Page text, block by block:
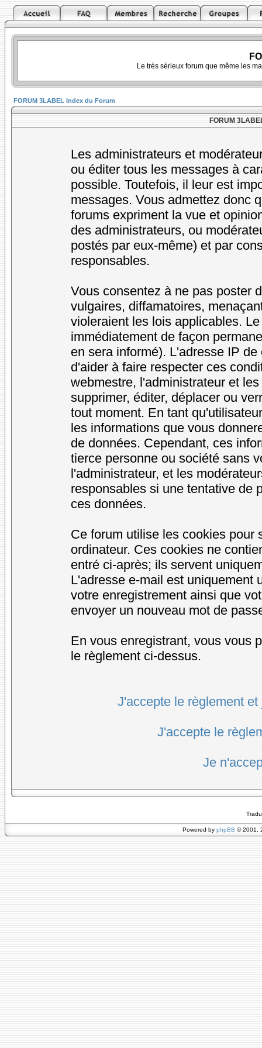
Le très sérieux forum que même les
FORUM 3LABEL Index du Forum
FORUM
Les administrateurs et
ou éditer tous les messages à
possible. Toutefois, il leur est
messages. Vous admettez donc
forums expriment la vue et
des administrateurs, ou
postés par eux-même) et par
responsables.
Vous consentez à ne pas poster
vulgaires, diffamatoires,
violeraient les lois applicables.
immédiatement de façon
en sera informé). L'adresse IP
d'aider à faire respecter ces
webmestre, l'administrateur et
supprimer, éditer, déplacer ou
tout moment. En tant
les informations que vous
de données. Cependant, ces
tierce personne ou société sans
l'administrateur, et les
responsables si une tentative de
ces données.
Ce forum utilise les cookies pour
ordinateur. Ces cookies ne
entré ci-après; ils servent
L'adresse e-mail est uniquement
votre enregistrement ainsi que
envoyer un nouveau mot de
En vous enregistrant, vous vous
le règlement ci-dessus.
J'accepte le règlement
J'accepte le
Je
Powered by phpBB © 2001,